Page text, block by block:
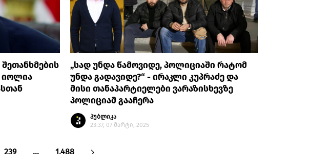
იოლია
„სად უნდა წამოვიდე, პოლიციაში რატომ
უნდა გადავიდე?“ - ირაკლი კუპრაძე და
მისი თანაპარტიელები ვარაზისხევზე
პოლიციამ გააჩერა
პუბლიკა
23:37, 07 მარტი, 2025
239 … 1,488